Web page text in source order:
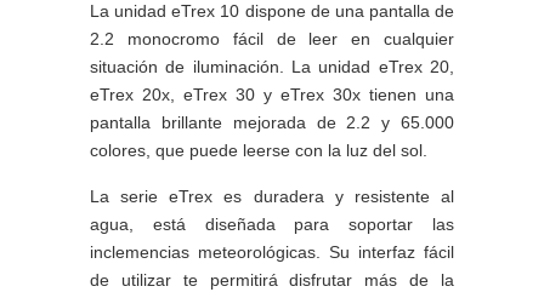
La unidad eTrex 10 dispone de una pantalla de
2.2 monocromo fácil de leer en cualquier
situación de iluminación. La unidad eTrex 20,
eTrex 20x, eTrex 30 y eTrex 30x tienen una
pantalla brillante mejorada de 2.2 y 65.000
colores, que puede leerse con la luz del sol.
La serie eTrex es duradera y resistente al
agua, está diseñada para soportar las
inclemencias meteorológicas. Su interfaz fácil
de utilizar te permitirá disfrutar más de la